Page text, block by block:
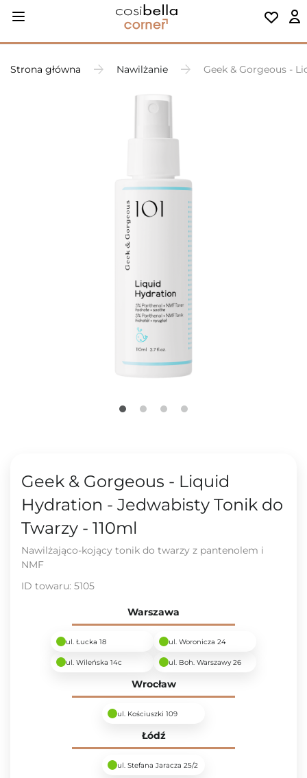
Strona główna Nawilżanie Geek & Gorgeous -
Geek & Gorgeous - Liquid
Hydration - Jedwabisty Tonik do
Twarzy - 110ml
Nawilżająco-kojący tonik do twarzy z pantenolem i
NMF
ID towaru: 5105
Warszawa
ul. Łucka 18 ul. Woronicza 24
ul. Wileńska 14c ul. Boh. Warszawy 26
Wrocław
ul. Kościuszki 109
Łódź
ul. Stefana Jaracza 25/2